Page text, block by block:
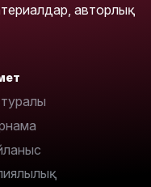
авторлық
туралы